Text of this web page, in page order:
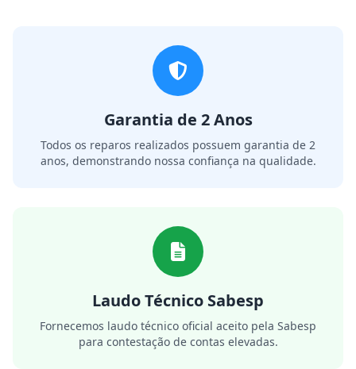
Garantia de 2 Anos
Todos os reparos realizados possuem garantia de 2
anos, demonstrando nossa confiança na qualidade.
Laudo Técnico Sabesp
Fornecemos laudo técnico oficial aceito pela Sabesp
para contestação de contas elevadas.